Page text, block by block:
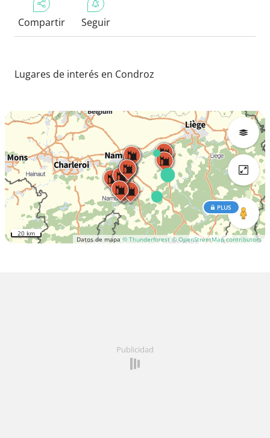
Compartir Seguir
Lugares de interés en Condroz
Datos de mapa© Thunderforest © OpenStreetMap contributors
PLUS
20 km
Publicidad